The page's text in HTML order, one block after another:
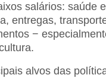
salários: saúde e
entregas,
−
alvos das